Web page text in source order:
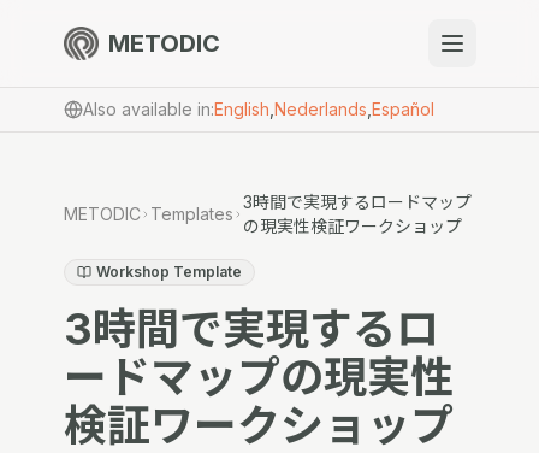
METODIC
When to use
About
Get Started
Also available in:English Nederlands Español
METODIC Templates
3時間で実現するロードマップ
の現実性検証ワークショップ
Workshop Template
3時間で実現するロ
ードマップの現実性
検証ワークショップ